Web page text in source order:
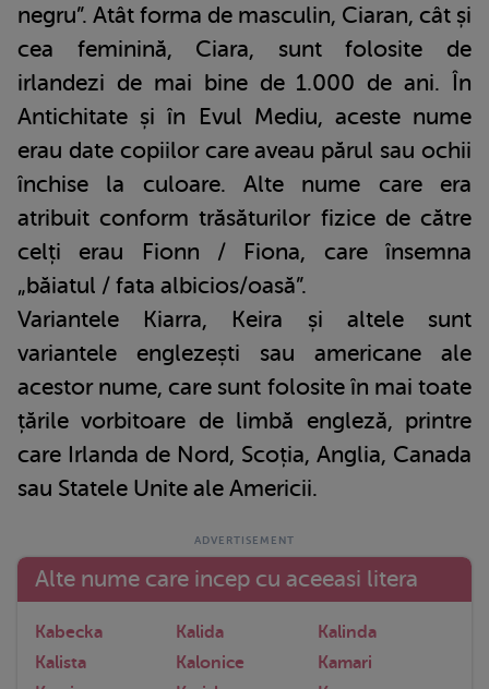
negru”. Atât forma de masculin, Ciaran, cât și
cea feminină, Ciara, sunt folosite de
irlandezi de mai bine de 1.000 de ani. În
Antichitate și în Evul Mediu, aceste nume
erau date copiilor care aveau părul sau ochii
închise la culoare. Alte nume care era
atribuit conform trăsăturilor fizice de către
celți erau Fionn / Fiona, care însemna
„băiatul / fata albicios/oasă”.
Variantele Kiarra, Keira și altele sunt
variantele englezești sau americane ale
acestor nume, care sunt folosite în mai toate
țările vorbitoare de limbă engleză, printre
care Irlanda de Nord, Scoția, Anglia, Canada
sau Statele Unite ale Americii.
Alte nume care incep cu aceeasi litera
Kabecka Kalida
Kalinda
Kalista
Kalonice
Kamari